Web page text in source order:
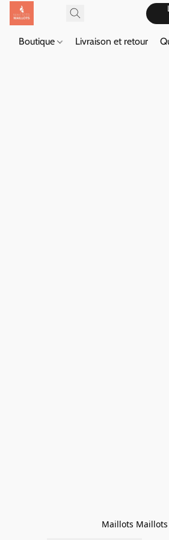
Boutique Livraison et retour
Maillots Maillots